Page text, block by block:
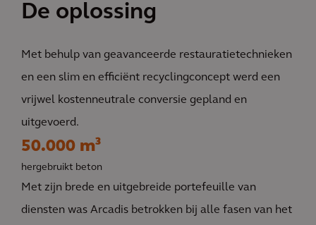
De oplossing
Met behulp van geavanceerde restauratietechnieken
en een slim en efficiënt recyclingconcept werd een
vrijwel kostenneutrale conversie gepland en
uitgevoerd.
50.000 m³
hergebruikt beton
Met zijn brede en uitgebreide portefeuille van
diensten was Arcadis betrokken bij alle fasen van het